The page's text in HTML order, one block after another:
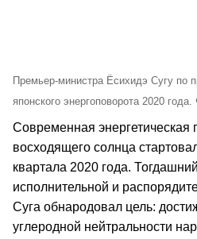
Премьер-министра Ёсихидэ Сугу по
японского энергоповорота 2020
Современная энергетическая
восходящего солнца
квартала 2020 года.
исполнительной и
Суга обнародовал цель:
углеродной нейтральности